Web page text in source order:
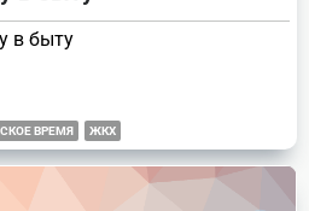
в быту
ВРЕМЯ ЖКХ